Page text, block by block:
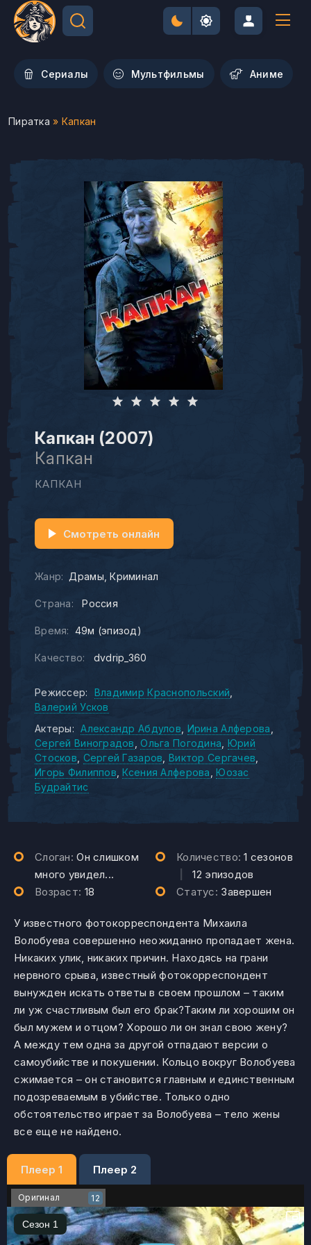
Сериалы Мультфильмы Aниме
Пиратка » Капкан
Капкан (2007)
Капкан
КАПКАН
Жанр: Драмы Криминал
Страна: Россия
Время: 49м (эпизод)
Качество: dvdrip_360
Смотреть онлайн
Режиссер:
Владимир Краснопольский
Валерий Усков
Актеры:
Александр Абдулов Ирина Алферова
Сергей Виноградов
Ольга Погодина Юрий
Стосков
Сергей Газаров Виктор Сергачев
Игорь Филиппов Ксения Алферова
Юозас
Будрайтис
Слоган: Он слишком
много увидел...
Количество:1 сезонов
|12 эпизодов
Возраст: 18 Статус: Завершен
У известного фотокорреспондента Михаила
Волобуева совершенно неожиданно пропадает жена.
Никаких улик, никаких причин. Находясь на грани
нервного срыва, известный фотокорреспондент
вынужден искать ответы в своем прошлом – таким
ли уж счастливым был его брак?Таким ли хорошим он
был мужем и отцом? Хорошо ли он знал свою жену?
А между тем одна за другой отпадают версии о
самоубийстве и покушении. Кольцо вокруг Волобуева
сжимается – он становится главным и единственным
подозреваемым в убийстве. Только одно
обстоятельство играет за Волобуева – тело жены
все еще не найдено.
Плеер 1 Плеер 2
Оригинал 12